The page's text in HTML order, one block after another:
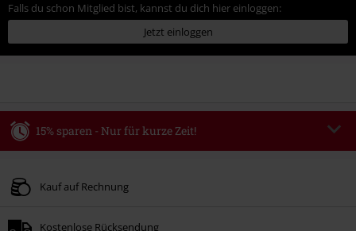
Falls du schon Mitglied bist, kannst du dich hier einloggen:
Jetzt einloggen
15% sparen - Nur für kurze Zeit!
Gültig bis zum 09.08.2026
Kauf auf Rechnung
Kostenlose Rücksendung